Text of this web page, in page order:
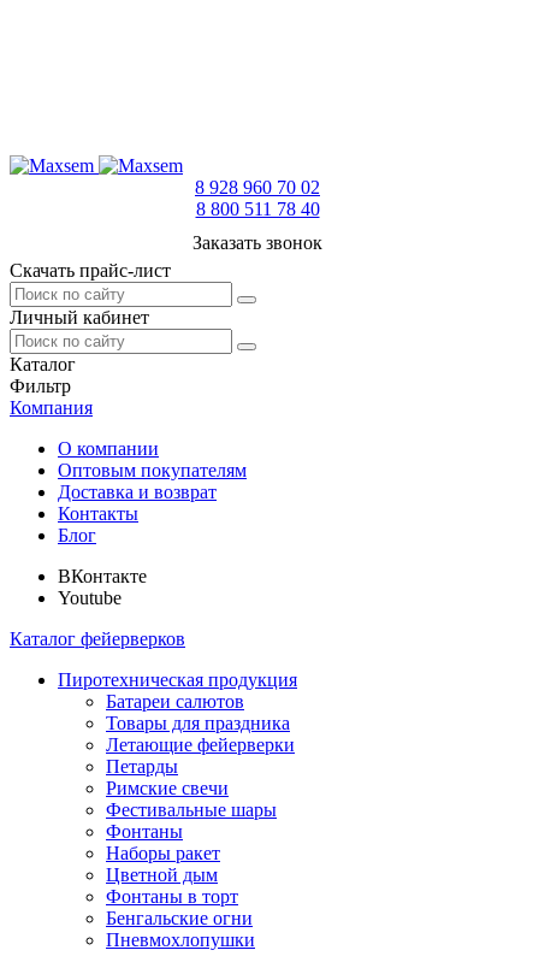
8 928 960 70 02
8 800 511 78 40
Заказать звонок
Скачать прайс-лист
Личный кабинет
Каталог
Фильтр
Компания
О компании
Оптовым покупателям
Доставка и возврат
Контакты
Блог
ВКонтакте
Youtube
Каталог фейерверков
Пиротехническая продукция
Батареи салютов
Товары для праздника
Летающие фейерверки
Петарды
Римские свечи
Фестивальные шары
Фонтаны
Наборы ракет
Цветной дым
Фонтаны в торт
Бенгальские огни
Пневмохлопушки